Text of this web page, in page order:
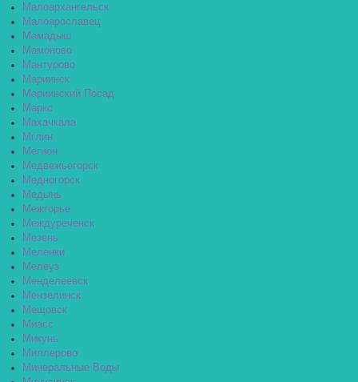
Малоархангельск
Малоярославец
Мамадыш
Мамоново
Мантурово
Мариинск
Мариинский Посад
Маркс
Махачкала
Мглин
Мегион
Медвежьегорск
Медногорск
Медынь
Межгорье
Междуреченск
Мезень
Меленки
Мелеуз
Менделеевск
Мензелинск
Мещовск
Миасс
Микунь
Миллерово
Минеральные Воды